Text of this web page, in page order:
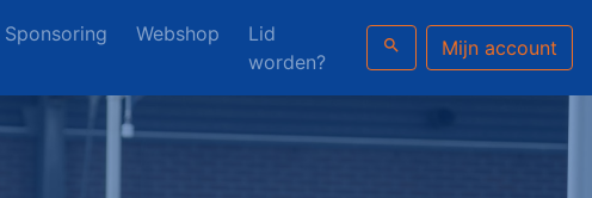
Sponsoring Webshop
Lid
worden?
search Mijn account